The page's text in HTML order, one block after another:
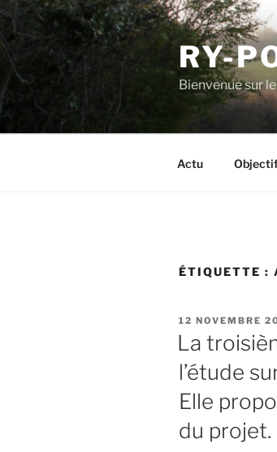
Aller
au
contenu
principal
RY-
Bienvenue sur
Actu
ÉTIQUETTE :
PUBLIÉ
LE
12 NOVEMBRE
La
l’étude
Elle
du projet.